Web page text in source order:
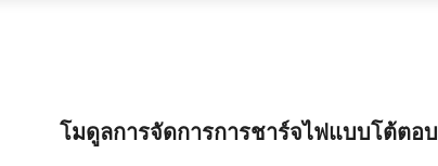
โมดูลการจัดการการชาร์จไฟแบบโต้ตอบ